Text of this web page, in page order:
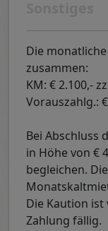
Die
zusammen:
KM: € 2.100,-
Vorauszahlg.:
Bei Abschluss
in Höhe von €
begleichen.
Die Kaution
Zahlung fällig.